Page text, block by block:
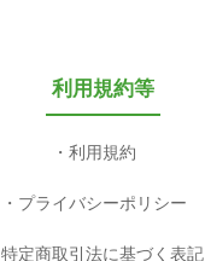
利用規約等
利用規約
プライバシーポリシー
特定商取引法に基づく表記